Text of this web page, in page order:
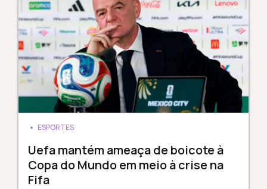
ESPORTES
Uefa mantém ameaça de boicote à
Copa do Mundo em meio à crise na
Fifa